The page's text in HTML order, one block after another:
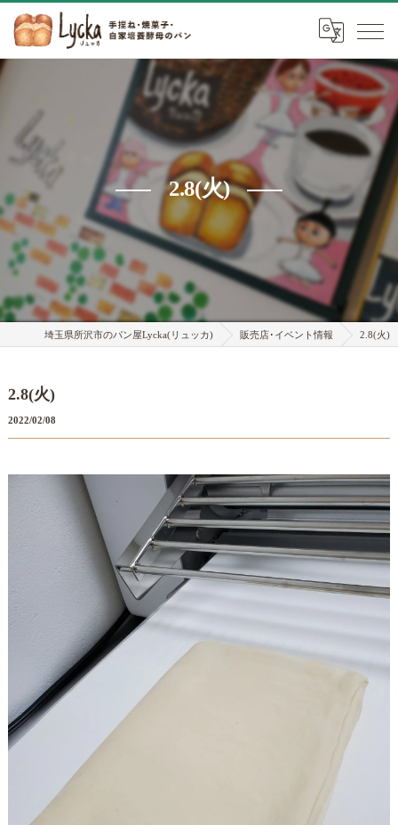
2.8(火)
埼玉県所沢市のパン屋Lycka(リュッカ) 販売店･イベント情報 2.8(火)
2.8(火)
2022/02/08